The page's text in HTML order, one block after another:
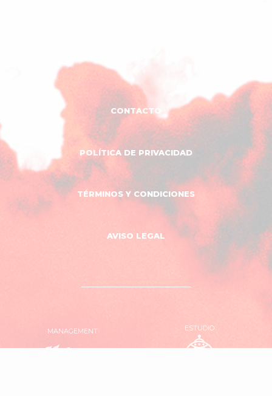
CONTACTO
POLÍTICA DE PRIVACIDAD
TÉRMINOS Y CONDICIONES
AVISO LEGAL
MANAGEMENT
El
ESTUDIO